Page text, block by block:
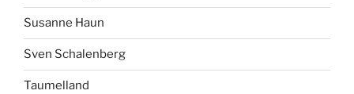
Susanne Haun
Sven Schalenberg
Taumelland